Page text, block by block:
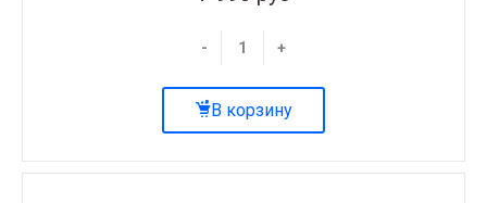
- +
В корзину